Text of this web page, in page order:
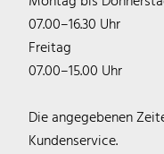
07.00–16.30 Uhr
Freitag
07.00–15.00 Uhr
Die angegebenen
Kundenservice.